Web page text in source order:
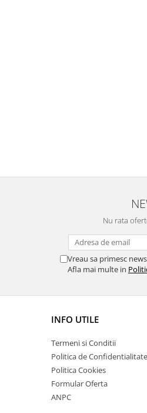
Nu rata
Vreau sa primesc
Afla mai multe in
INFO UTILE
Termeni si Conditii
Politica de Confidentialitate
Politica Cookies
Formular Oferta
ANPC